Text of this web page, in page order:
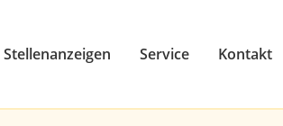
Stellenanzeigen Service Kontakt